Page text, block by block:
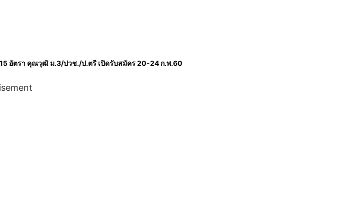
อัตรา คุณวุฒิ ม.3/ปวช./ป.ตรี เปิดรับสมัคร 20-24 ก.พ.60